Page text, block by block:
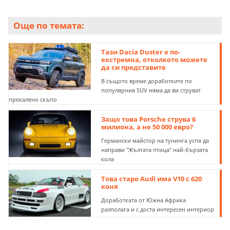
Още по темата:
Тази Dacia Duster е по-
екстремна, отколкото можете
да си представите
В същото време доработките по
популярния SUV няма да ви струват
прекалено скъпо
Защо това Porsche струва 6
милиона, а не 50 000 евро?
Германски майстор на тунинга успя да
направи "Жълтата птица" най-бързата
кола
Това старо Audi има V10 с 620
коня
Доработката от Южна Африка
разполага и с доста интересен интериор